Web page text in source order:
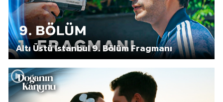
Altı Üstü İstanbul 9. Bölüm Fragmanı